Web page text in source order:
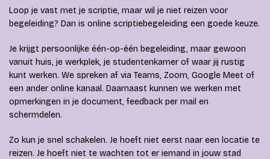
Loop je vast met je scriptie, maar wil je niet reizen voor
begeleiding? Dan is online scriptiebegeleiding een goede keuze.
Je krijgt persoonlijke één-op-één begeleiding, maar gewoon
vanuit huis, je werkplek, je studentenkamer of waar jij rustig
kunt werken. We spreken af via Teams, Zoom, Google Meet of
een ander online kanaal. Daarnaast kunnen we werken met
opmerkingen in je document, feedback per mail en
schermdelen.
Zo kun je snel schakelen. Je hoeft niet eerst naar een locatie te
reizen. Je hoeft niet te wachten tot er iemand in jouw stad